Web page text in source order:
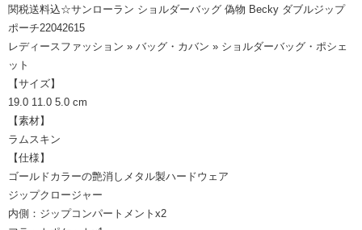
関税送料込☆サンローラン ショルダーバッグ 偽物 Becky ダブルジップ
ポーチ22042615
レディースファッション » バッグ・カバン » ショルダーバッグ・ポシェ
ット
【サイズ】
19.0 11.0 5.0 cm
【素材】
ラムスキン
【仕様】
ゴールドカラーの艶消しメタル製ハードウェア
ジップクロージャー
内側：ジップコンパートメントx2